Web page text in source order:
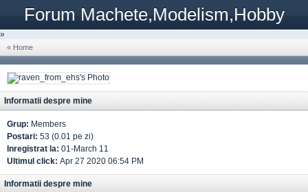
Forum Machete,Modelism,Hobby
»
« Home
Informatii despre mine
Grup: Members
Postari: 53 (0.01 pe zi)
Inregistrat la: 01-March 11
Ultimul click: Apr 27 2020 06:54 PM
Informatii despre mine